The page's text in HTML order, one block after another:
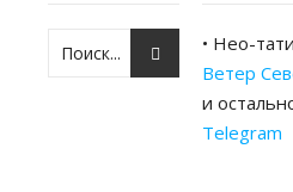
• Нео-
Ветер
и
Telegram